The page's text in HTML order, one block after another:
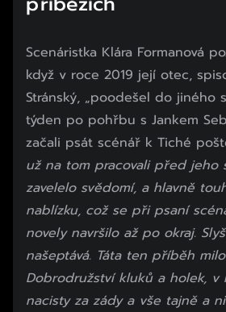
Scenáristka Klára Formanová
když v roce 2019 její otec,
Stránský, „poodešel do jiného
týden po pohřbu s Jankem
začali psát scénář k Tiché
už na tom pracovali před jeho
zavelelo svědomí, a hlavně
nablízku, což se při psaní
novely navršilo až po okraj.
našeptává. Táta ten příběh
Dobrodružství kluků a holek, v
nacisty za zády a vše tajně a